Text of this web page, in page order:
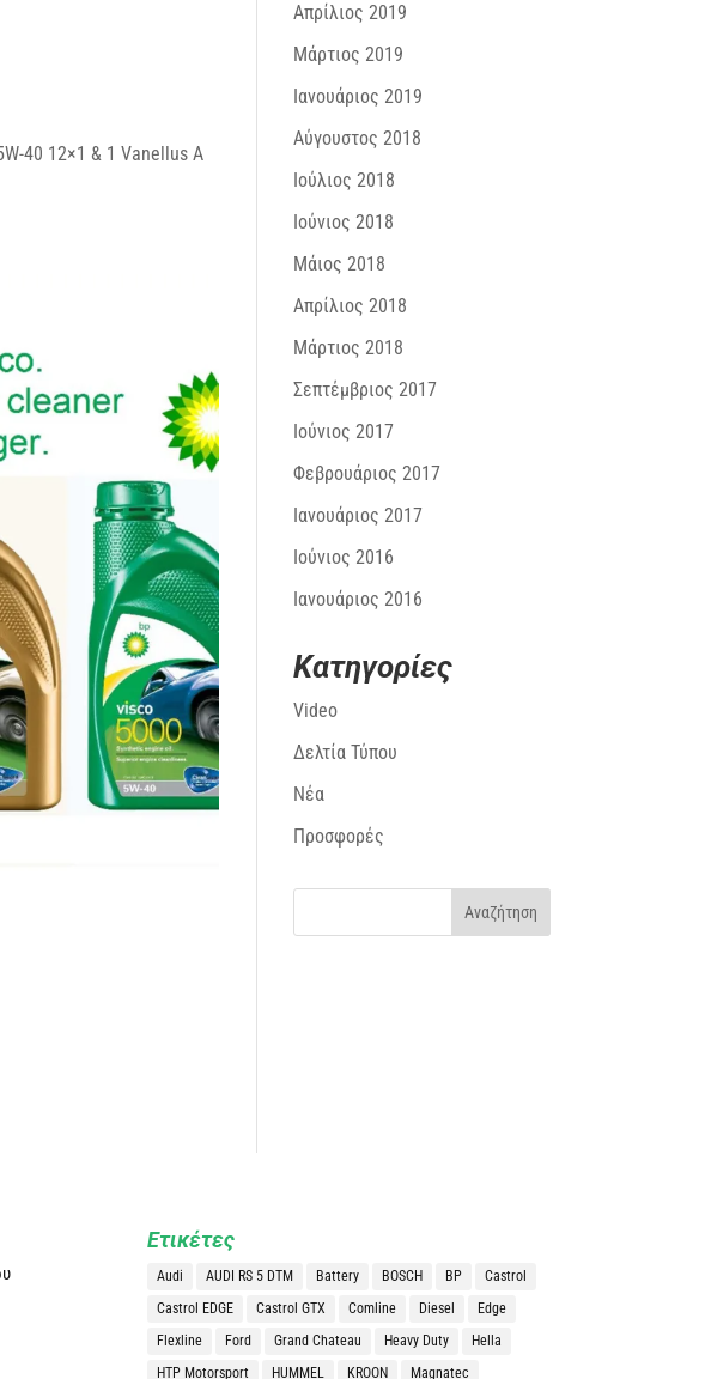
40 12×1 & 1 Vanellus A
Απρίλιος 2019
Μάρτιος 2019
Ιανουάριος 2019
Αύγουστος 2018
Ιούλιος 2018
Ιούνιος 2018
Μάιος 2018
Απρίλιος 2018
Μάρτιος 2018
Σεπτέμβριος 2017
Ιούνιος 2017
Φεβρουάριος 2017
Ιανουάριος 2017
Ιούνιος 2016
Ιανουάριος 2016
Kατηγορίες
Video
Δελτία Τύπου
Νέα
Προσφορές
Ετικέτες
Audi AUDI RS 5 DTM Battery BOSCH BP
Castrol
Castrol EDGE
Castrol GTX Comline Diesel
Edge
Flexline
Ford Grand Chateau Heavy Duty
Hella
HTP Motorsport
HUMMEL KROON Magnatec